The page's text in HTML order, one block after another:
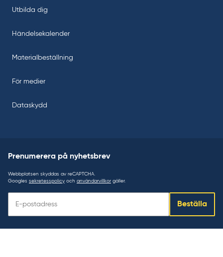
Utbilda dig
Händelsekalender
Materialbeställning
För medier
Dataskydd
Prenumerera på nyhetsbrev
Webbplatsen skyddas av reCAPTCHA.
Googles sekretesspolicy och användarvillkor gäller.
Beställa